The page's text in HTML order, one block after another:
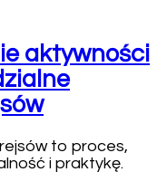
aktywności
to proces,
i praktykę.